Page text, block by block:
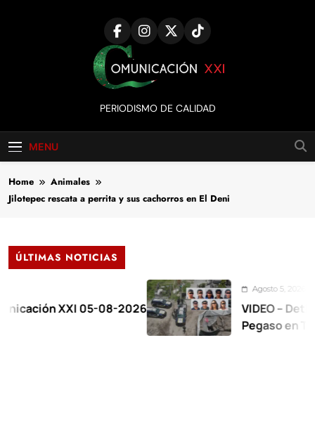
Comunicación
XXI
PERIODISMO DE CALIDAD
MENU
Home
Animales
Jilotepec rescata a perrita y sus cachorros en El Deni
ÚLTIMAS NOTICIAS
XXI 05-08-2026
Agosto 5, 2026
VIDEO – Detienen a
Pegaso en Toluca